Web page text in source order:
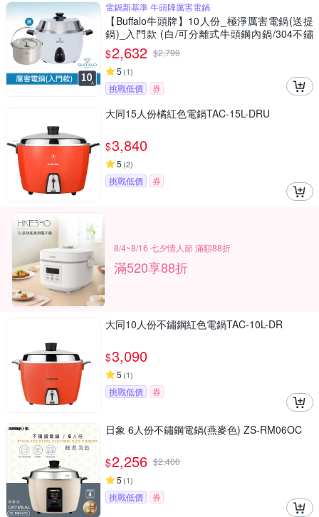
電鍋新基準 牛頭牌厲害電鍋
【Buffalo牛頭牌】10人份_極淨厲害電鍋(送提
鍋)_入門款 (白/可分離式牛頭鋼內鍋/304不鏽
鋼)
$2,632 $2,799
5 (1)
挑戰低價 券
大同15人份橘紅色電鍋TAC-15L-DRU
$3,840
5 (2)
挑戰低價 券
8/4~8/16 七夕情人節 滿額88折
滿520享88折
大同10人份不鏽鋼紅色電鍋TAC-10L-DR
$3,090
5 (1)
挑戰低價 券
日象 6人份不鏽鋼電鍋(燕麥色) ZS-RM06OC
$2,256 $2,400
5 (1)
挑戰低價 券